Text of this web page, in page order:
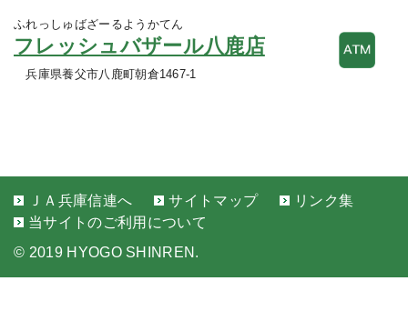
ふれっしゅばざーるようかてん
フレッシュバザール八鹿店
兵庫県養父市八鹿町朝倉1467-1
ＪＡ兵庫信連へ サイトマップ
リンク集
当サイトのご利用について
© 2019 HYOGO SHINREN.